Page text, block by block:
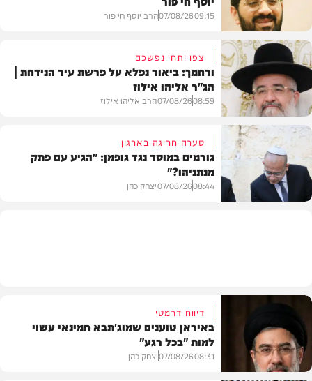
וידאו
09:15
07/08/26הרב יוסף חי פור
וידאו
צפו ותחי נפשכם
ורחמך: ביאור נפלא על פרשת עיר הנידחת |
הג"ר אליהו אילוז
08:59
07/08/26הרב אליהו אילוז
סערה חריגה בארגון
גורמים במוסד נגד גופמן: "הגיע עם פתק
מנתניהו?"
08:44
07/08/26יצחק כהן
דיווח דרמטי
באיראן טוענים שמוג'תבא חמינאי עשוי
למות "בכל רגע"
08:31
07/08/26יצחק כהן